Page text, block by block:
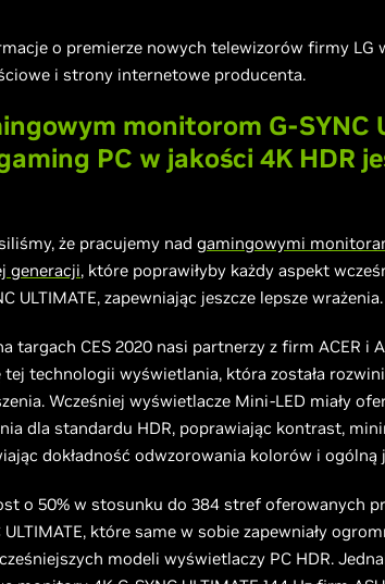
o premierze nowych telewizorów firmy LG
i strony internetowe producenta.
monitorom G-SYNC
PC w jakości 4K HDR
że pracujemy nad gamingowymi
generacji, które poprawiłyby każdy aspekt
ULTIMATE, zapewniając jeszcze lepsze wrażenia.
targach CES 2020 nasi partnerzy z firm ACER i
tej technologii wyświetlania, która została
Wcześniej wyświetlacze Mini-LED miały
dla standardu HDR, poprawiając kontrast,
dokładność odwzorowania kolorów i ogólną
o 50% w stosunku do 384 stref oferowanych
które same w sobie zapewniały
modeli wyświetlaczy PC HDR.